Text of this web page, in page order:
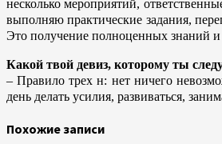
несколько мероприятий,
выполняю практические задания,
Это получение полноценных знаний
Какой твой девиз, которому ты
–Правило трех н: нет ничего
день делать усилия, развиваться,
Похожие записи